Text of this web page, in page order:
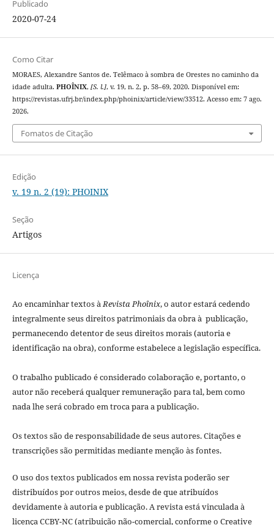
Publicado
2020-07-24
Como Citar
MORAES, Alexandre Santos de. Telêmaco à sombra de Orestes no caminho da
idade adulta. PHOÎNIX, [S. l.], v. 19, n. 2, p. 58–69, 2020. Disponível em:
https://revistas.ufrj.br/index.php/phoinix/article/view/33512. Acesso em: 7 ago.
2026.
Fomatos de Citação
Edição
v. 19 n. 2 (19): PHOINIX
Seção
Artigos
Licença
Ao encaminhar textos àRevista Phoînix, o autor estará cedendo
integralmente seus direitos patrimoniais da obra à publicação,
permanecendo detentor de seus direitos morais (autoria e
identificação na obra), conforme estabelece a legislação especí­fica.
O trabalho publicado é considerado colaboração e, portanto, o
autor não receberá qualquer remuneração para tal, bem como
nada lhe será cobrado em troca para a publicação.
Os textos são de responsabilidade de seus autores. Citações e
transcrições são permitidas mediante menção às fontes.
O uso dos textos publicados em nossa revista poderão ser
distribuídos por outros meios, desde de que atribuídos
devidamente à autoria e publicação. A revista está vinculada à
licença CCBY-NC (atribuição não-comercial, conforme o Creative